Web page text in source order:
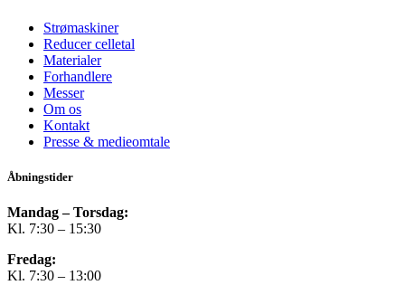
Strømaskiner
Reducer celletal
Materialer
Forhandlere
Messer
Om os
Kontakt
Presse & medieomtale
Åbningstider
Mandag – Torsdag:
Kl. 7:30 – 15:30
Fredag:
Kl. 7:30 – 13:00